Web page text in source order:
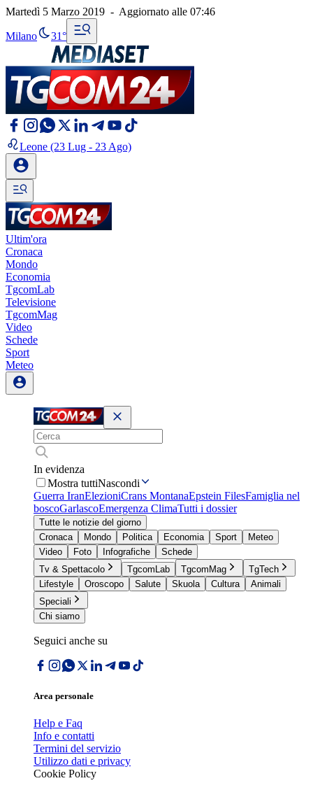
Martedì 5 Marzo 2019 - Aggiornato alle 07:46
Milano 31°
Leone (23 Lug - 23 Ago)
Ultim'ora
Cronaca
Mondo
Economia
TgcomLab
Televisione
TgcomMag
Video
Schede
Sport
Meteo
In evidenza
Mostra tuttiNascondi
Guerra IranElezioniCrans MontanaEpstein FilesFamiglia nel
boscoGarlascoEmergenza ClimaTutti i dossier
Tutte le notizie del giorno
Cronaca
Mondo Politica Economia Sport
Meteo
Video
Foto Infografiche
Schede
Tv & Spettacolo
TgcomLab TgcomMag
TgTech
Lifestyle
Oroscopo Salute Skuola Cultura
Animali
Speciali
Chi siamo
Seguici anche su
Area personale
Help e Faq
Info e contatti
Termini del servizio
Utilizzo dati e privacy
Cookie Policy